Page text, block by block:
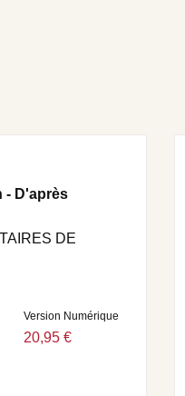
- D'après
DE
Version Numérique
20,95 €